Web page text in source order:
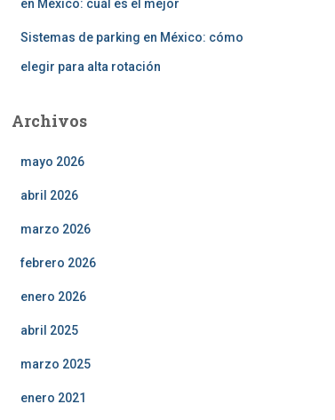
en México: cuál es el mejor
Sistemas de parking en México: cómo
elegir para alta rotación
Archivos
mayo 2026
abril 2026
marzo 2026
febrero 2026
enero 2026
abril 2025
marzo 2025
enero 2021